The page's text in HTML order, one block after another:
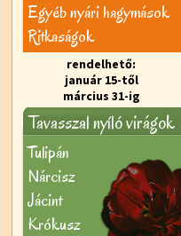
Egyéb nyári hagymások
Ritkaságok
rendelhető:
január 15-től
március 31-ig
Tavasszal nyíló virágok
Tulipán
Nárcisz
Jácint
Krókusz